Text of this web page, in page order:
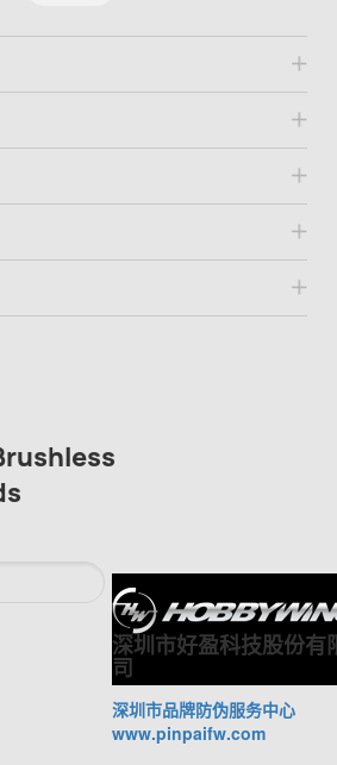
深圳市好盈科技股份有
司
深圳市品牌防伪服务中心
www.pinpaifw.com